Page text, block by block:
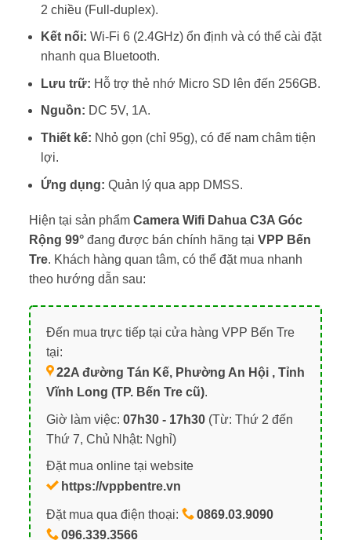
2 chiều (Full-duplex).
Kết nối: Wi-Fi 6 (2.4GHz) ổn định và có thể cài đặt
nhanh qua Bluetooth.
Lưu trữ: Hỗ trợ thẻ nhớ Micro SD lên đến 256GB.
Nguồn: DC 5V, 1A.
Thiết kế: Nhỏ gọn (chỉ 95g), có đế nam châm tiện
lợi.
Ứng dụng: Quản lý qua app DMSS.
Hiện tại sản phẩm Camera Wifi Dahua C3A Góc
Rộng 99°đang được bán chính hãng tại VPP Bến
Tre. Khách hàng quan tâm, có thể đặt mua nhanh
theo hướng dẫn sau:
Đến mua trực tiếp tại cửa hàng VPP Bến Tre
tại:
22A đường Tán Kế, Phường An Hội , Tỉnh
Vĩnh Long (TP. Bến Tre cũ).
Giờ làm việc: 07h30 - 17h30(Từ: Thứ 2 đến
Thứ 7, Chủ Nhật: Nghỉ)
Đặt mua online tại website
https://vppbentre.vn
Đặt mua qua điện thoại:
0869.03.9090
096.339.3566